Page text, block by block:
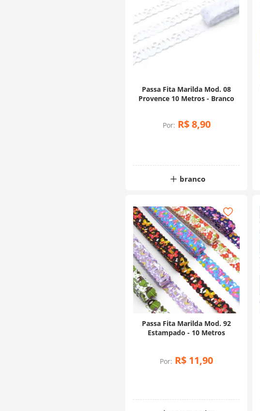
Passa Fita Marilda Mod. 08
Provence 10 Metros - Branco
Por: R$ 8,90
branco
Passa Fita Marilda Mod. 92
Estampado - 10 Metros
Por: R$ 11,90